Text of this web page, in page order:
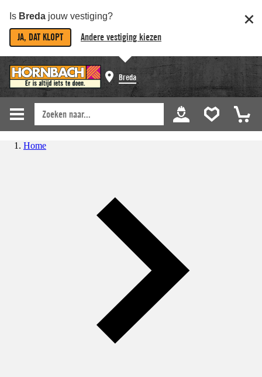
Is Breda jouw vestiging?
JA, DAT KLOPT Andere vestiging kiezen
Breda
Home